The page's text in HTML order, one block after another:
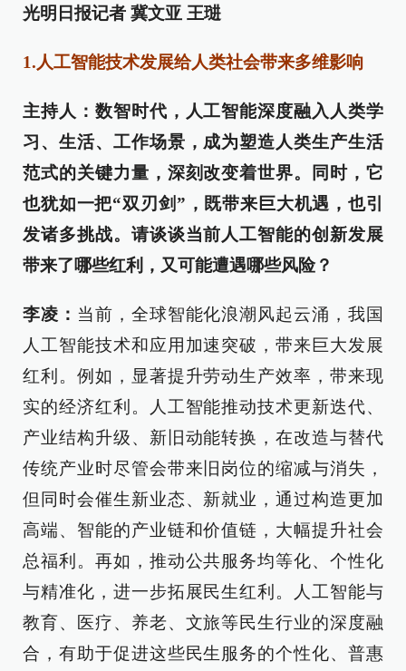
光明日报记者 冀文亚 王琎
1.人工智能技术发展给人类社会带来多维影响
主持人：数智时代，人工智能深度融入人类学
习、生活、工作场景，成为塑造人类生产生活
范式的关键力量，深刻改变着世界。同时，它
也犹如一把“双刃剑”，既带来巨大机遇，也引
发诸多挑战。请谈谈当前人工智能的创新发展
带来了哪些红利，又可能遭遇哪些风险？
李凌： 当前，全球智能化浪潮风起云涌，我国
人工智能技术和应用加速突破，带来巨大发展
红利。例如，显著提升劳动生产效率，带来现
实的经济红利。人工智能推动技术更新迭代、
产业结构升级、新旧动能转换，在改造与替代
传统产业时尽管会带来旧岗位的缩减与消失，
但同时会催生新业态、新就业，通过构造更加
高端、智能的产业链和价值链，大幅提升社会
总福利。再如，推动公共服务均等化、个性化
与精准化，进一步拓展民生红利。人工智能与
教育、医疗、养老、文旅等民生行业的深度融
合，有助于促进这些民生服务的个性化、普惠